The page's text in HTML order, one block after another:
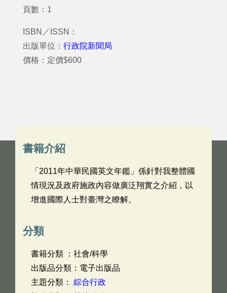
頁數：1
ISBN／ISSN：
出版單位： 行政院新聞局
價格：定價$600
書籍介紹
「2011年中華民國英文年鑑」係針對我整體國
情現況及政府施政內容做廣泛翔實之介紹，以
增進國際人士對臺灣之瞭解。
分類
書籍分類 ：社會/科學
出版品分類：電子出版品
主題分類： 綜合行政